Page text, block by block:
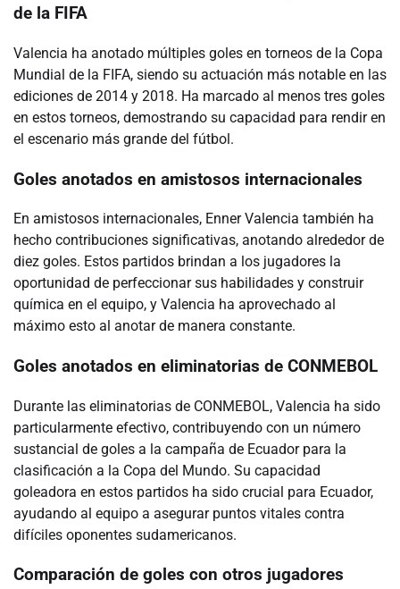
de la FIFA
Valencia ha anotado múltiples goles en torneos de la Copa
Mundial de la FIFA, siendo su actuación más notable en las
ediciones de 2014 y 2018. Ha marcado al menos tres goles
en estos torneos, demostrando su capacidad para rendir en
el escenario más grande del fútbol.
Goles anotados en amistosos internacionales
En amistosos internacionales, Enner Valencia también ha
hecho contribuciones significativas, anotando alrededor de
diez goles. Estos partidos brindan a los jugadores la
oportunidad de perfeccionar sus habilidades y construir
química en el equipo, y Valencia ha aprovechado al
máximo esto al anotar de manera constante.
Goles anotados en eliminatorias de CONMEBOL
Durante las eliminatorias de CONMEBOL, Valencia ha sido
particularmente efectivo, contribuyendo con un número
sustancial de goles a la campaña de Ecuador para la
clasificación a la Copa del Mundo. Su capacidad
goleadora en estos partidos ha sido crucial para Ecuador,
ayudando al equipo a asegurar puntos vitales contra
difíciles oponentes sudamericanos.
Comparación de goles con otros jugadores